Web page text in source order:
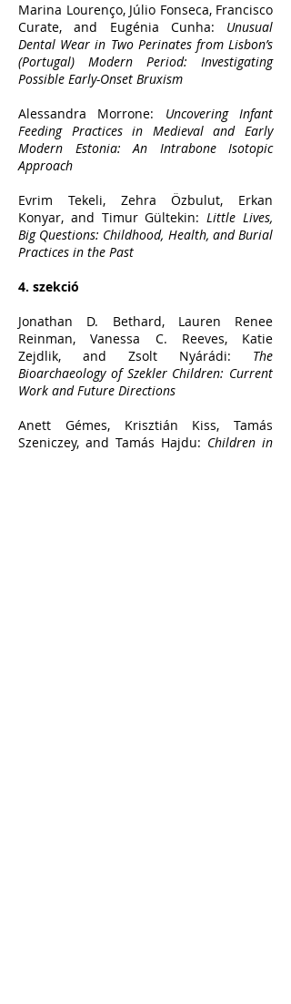
Marina Lourenço, Júlio Fonseca, Francisco
Curate, and Eugénia Cunha: Unusual
Dental Wear in Two Perinates from Lisbon’s
(Portugal) Modern Period: Investigating
Possible Early-Onset Bruxism
Alessandra Morrone: Uncovering Infant
Feeding Practices in Medieval and Early
Modern Estonia: An Intrabone Isotopic
Approach
Evrim Tekeli, Zehra Özbulut, Erkan
Konyar, and Timur Gültekin:Little Lives,
Big Questions: Childhood, Health, and Burial
Practices in the Past
4. szekció
Jonathan D. Bethard, Lauren Renee
Reinman, Vanessa C. Reeves, Katie
Zejdlik, and Zsolt Nyárádi: The
Bioarchaeology of Szekler Children: Current
Work and Future Directions
Anett Gémes, Krisztián Kiss, Tamás
Szeniczey, and Tamás Hajdu: Children in